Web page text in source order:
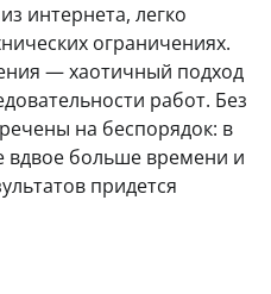
интернета, легко
ограничениях.
— хаотичный подход
работ. Без
на беспорядок: в
вдвое больше времени и
придется